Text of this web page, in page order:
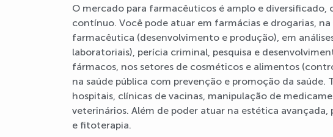
O mercado para farmacêuticos é amplo e diversificado,
contínuo. Você pode atuar em farmácias e drogarias,
farmacêutica (desenvolvimento e produção), em
laboratoriais), perícia criminal, pesquisa e
fármacos, nos setores de cosméticos e alimentos
na saúde pública com prevenção e promoção da saúde.
hospitais, clínicas de vacinas, manipulação de
veterinários. Além de poder atuar na estética
e fitoterapia.